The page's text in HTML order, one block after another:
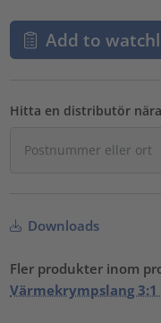
Add to
Hitta en distributör
Downloads
Fler produkter inom
Värmekrympslang